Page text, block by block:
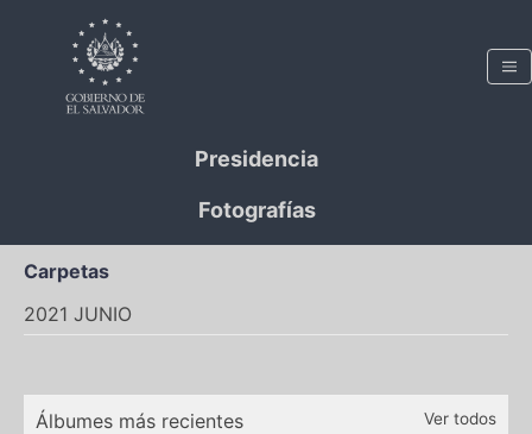
Presidencia
Fotografías
Carpetas
2021 JUNIO
Ver todos
Álbumes más recientes